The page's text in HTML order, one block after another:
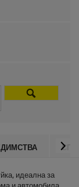
идеална за